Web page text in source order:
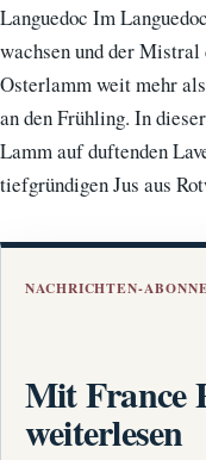
Languedoc Im
wachsen und der
Osterlamm weit mehr
an den Frühling. In
Lamm auf duftenden
tiefgründigen Jus aus
NACHRICHTEN-
Mit France
weiterlesen